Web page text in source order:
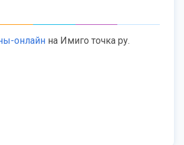
онлайн на Имиго точка ру.